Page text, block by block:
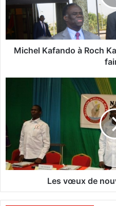
l
K
a
f
c
h
K
b
é
Michel Kafando à Roch
œ
u
x
d
e
o
u
Les vœux de